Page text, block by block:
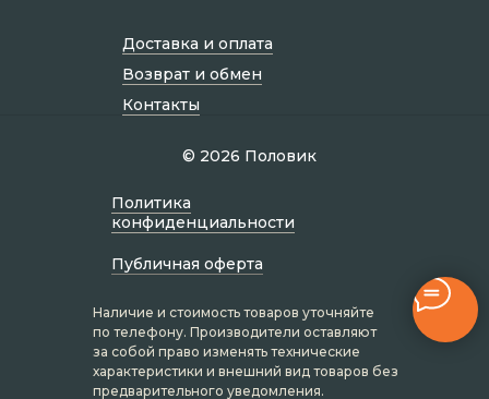
Доставка и оплата
Возврат и обмен
Контакты
© 2026 Половик
Наличие и стоимость товаров уточняйте
по телефону. Производители оставляют
за собой право изменять технические
характеристики и внешний вид товаров без
предварительного уведомления.
Политик а
конфиденциальности
Публичная оферта